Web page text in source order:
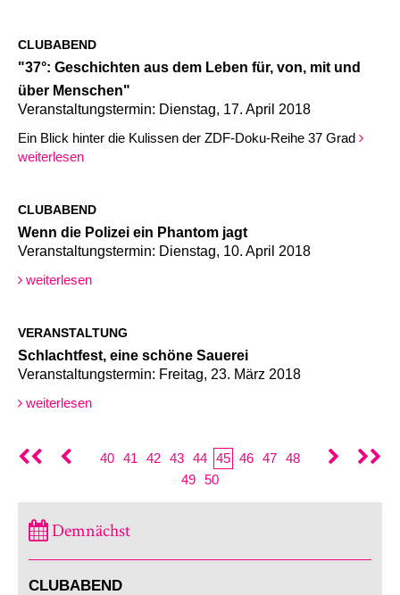
CLUBABEND
"37°: Geschichten aus dem Leben für, von, mit und
über Menschen"
Veranstaltungstermin: Dienstag, 17. April 2018
Ein Blick hinter die Kulissen der ZDF-Doku-Reihe 37 Grad
weiterlesen
CLUBABEND
Wenn die Polizei ein Phantom jagt
Veranstaltungstermin: Dienstag, 10. April 2018
weiterlesen
VERANSTALTUNG
Schlachtfest, eine schöne Sauerei
Veranstaltungstermin: Freitag, 23. März 2018
weiterlesen
40 41 42 43 44 45 46 47 48
49 50
Demnächst
CLUBABEND